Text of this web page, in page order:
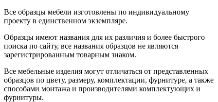
Все образцы мебели изготовлены по индивидуальному
проекту в единственном экземпляре.
Образцы имеют названия для их различия и более быстрого
поиска по сайту, все названия образцов не являются
зарегистрированным товарным знаком.
Все мебельные изделия могут отличаться от представленных
образцов по цвету, размеру, комплектации, фурнитуре, а также
способами монтажа и производителями комплектующих и
фурнитуры.